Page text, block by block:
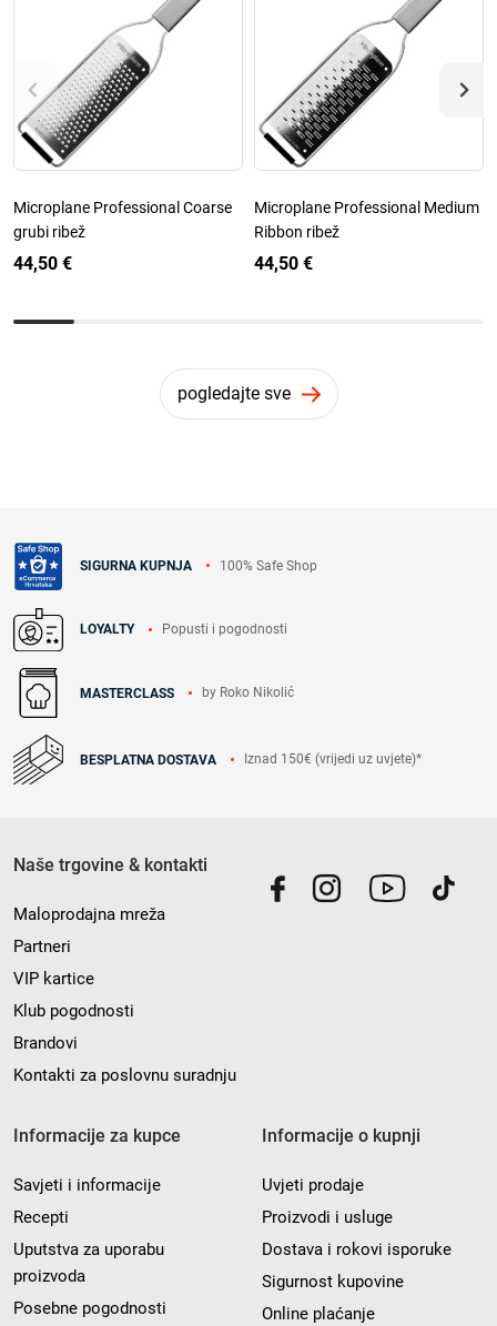
Microplane Professional Coarse
grubi ribež
44,50 €
Microplane Professional Medium
Ribbon ribež
44,50 €
pogledajte sve
SIGURNA KUPNJA 100% Safe Shop
LOYALTY Popusti i pogodnosti
MASTERCLASS by Roko Nikolić
BESPLATNA DOSTAVA Iznad 150€ (vrijedi uz uvjete)*
Naše trgovine & kontakti
Maloprodajna mreža
Partneri
VIP kartice
Klub pogodnosti
Brandovi
Kontakti za poslovnu suradnju
Informacije za kupce
Savjeti i informacije
Recepti
Uputstva za uporabu
proizvoda
Posebne pogodnosti
Informacije o kupnji
Uvjeti prodaje
Proizvodi i usluge
Dostava i rokovi isporuke
Sigurnost kupovine
Online plaćanje